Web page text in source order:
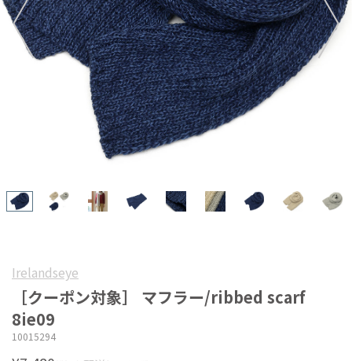
Irelandseye
［クーポン対象］ マフラー/ribbed scarf
8ie09
10015294